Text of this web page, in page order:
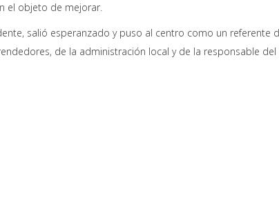
el objeto de mejorar.
salió esperanzado y puso al centro como un
de la administración local y de la responsable